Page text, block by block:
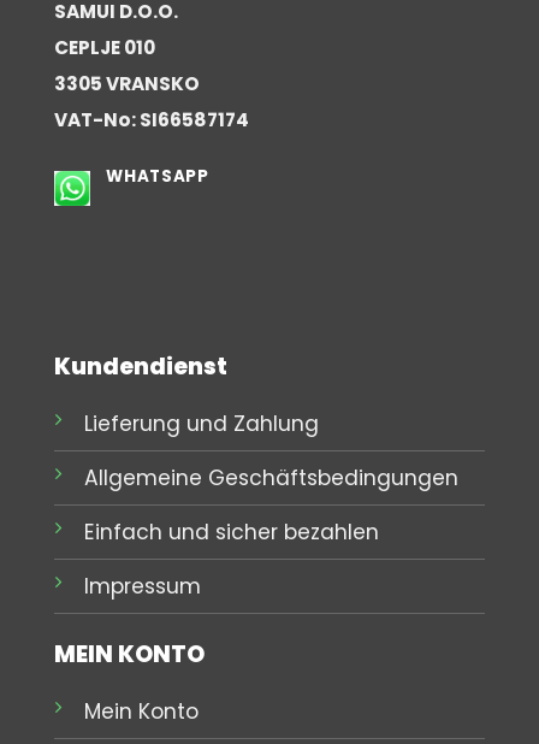
SAMUI D.O.O.
CEPLJE 010
3305 VRANSKO
VAT-No: SI66587174
WHATSAPP
Kundendienst
Lieferung und Zahlung
Allgemeine Geschäftsbedingungen
Einfach und sicher bezahlen
Impressum
MEIN KONTO
Mein Konto